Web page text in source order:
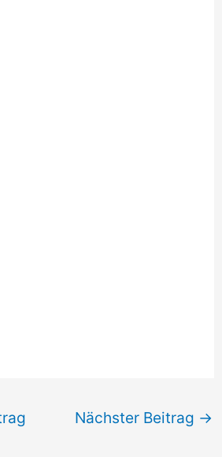
Nächster Beitrag →